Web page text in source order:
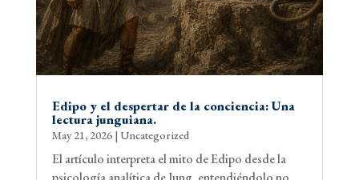
Edipo y el despertar de la conciencia: Una
lectura junguiana.
May 21, 2026| Uncategorized
El artículo interpreta el mito de Edipo desde la